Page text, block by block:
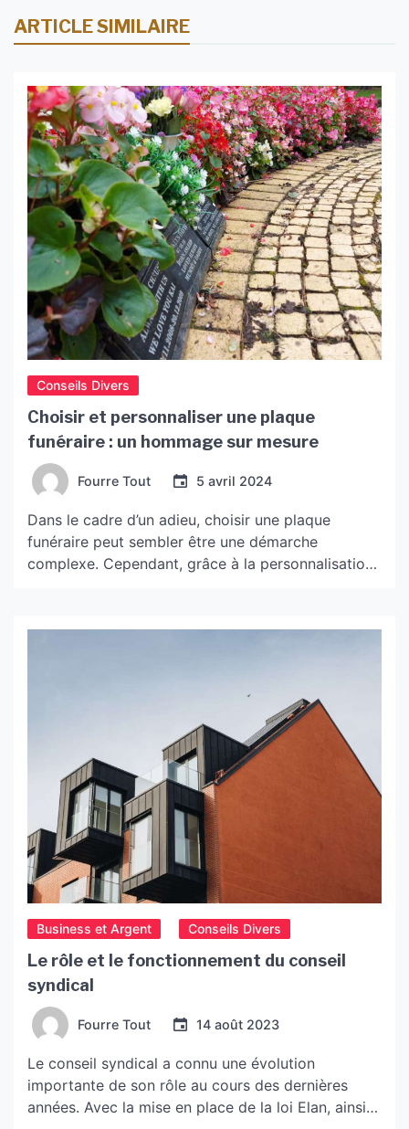
ARTICLE SIMILAIRE
Conseils Divers
Choisir et personnaliser une plaque
funéraire : un hommage sur mesure
Fourre Tout 5 avril 2024
Dans le cadre d’un adieu, choisir une plaque
funéraire peut sembler être une démarche
complexe. Cependant, grâce à la personnalisation,
plus, avec les nombreuses options disponibles, les
Business et Argent Conseils Divers
Le rôle et le fonctionnement du conseil
syndical
Fourre Tout 14 août 2023
Le conseil syndical a connu une évolution
importante de son rôle au cours des dernières
années. Avec la mise en place de la loi Elan, ainsi